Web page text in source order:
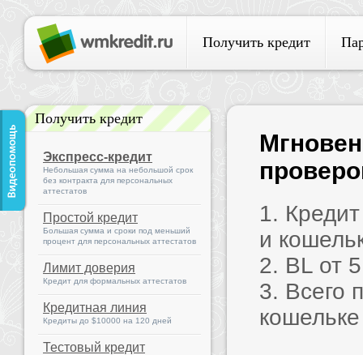
Получить кредит
Получить кредит
Экспресс-кредит
Небольшая сумма на небольшой срок
без контракта для персональных
аттестатов
Простой кредит
Большая сумма и сроки под меньший
процент для персональных аттестатов
Лимит доверия
Кредит для формальных аттестатов
Кредитная линия
Кредиты до $10000 на 120 дней
Тестовый кредит
1.
и
2. BL от
3. Всего
кошельке